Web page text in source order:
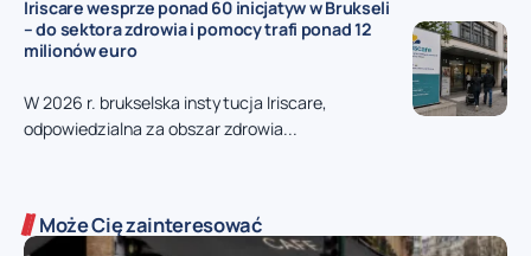
Iriscare wesprze ponad 60 inicjatyw w Brukseli
– do sektora zdrowia i pomocy trafi ponad 12
milionów euro
W 2026 r. brukselska instytucja Iriscare,
odpowiedzialna za obszar zdrowia...
Może Cię zainteresować